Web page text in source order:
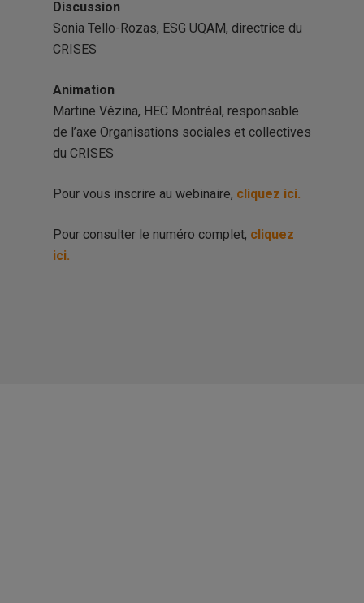
Discussion
Sonia Tello-Rozas, ESG UQAM, directrice du
CRISES
Animation
Martine Vézina, HEC Montréal, responsable
de l’axe Organisations sociales et collectives
du CRISES
Pour vous inscrire au webinaire, cliquez ici.
Pour consulter le numéro complet, cliquez
ici.